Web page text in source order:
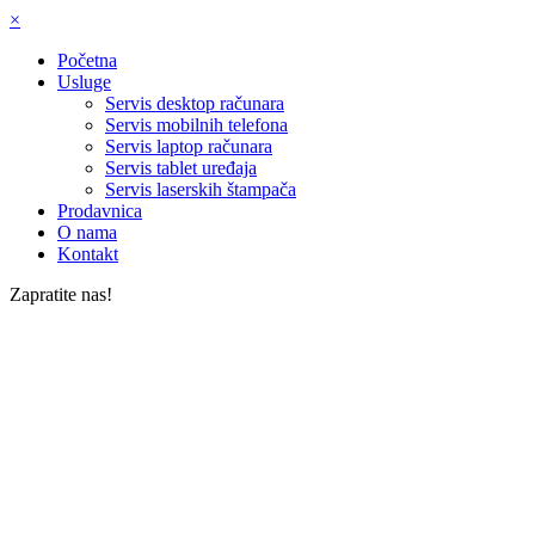
×
Početna
Usluge
Servis desktop računara
Servis mobilnih telefona
Servis laptop računara
Servis tablet uređaja
Servis laserskih štampača
Prodavnica
O nama
Kontakt
Zapratite nas!